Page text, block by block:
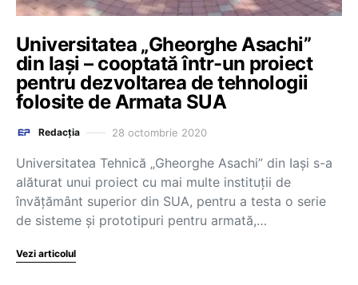
Universitatea „Gheorghe Asachi”
din Iași – cooptată într-un proiect
pentru dezvoltarea de tehnologii
folosite de Armata SUA
Redacția 28 octombrie 2020
Universitatea Tehnică „Gheorghe Asachi” din Iași s-a
alăturat unui proiect cu mai multe instituții de
învățământ superior din SUA, pentru a testa o serie
de sisteme și prototipuri pentru armată,…
Vezi articolul